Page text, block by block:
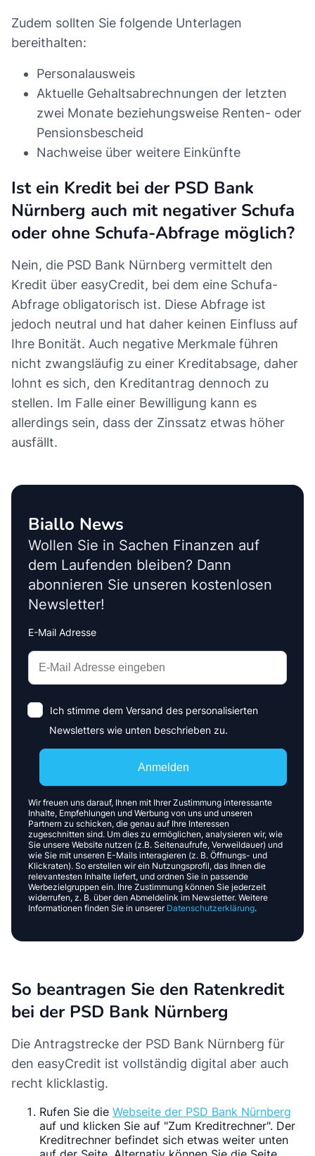
Zudem sollten Sie folgende Unterlagen
bereithalten:
Personalausweis
Aktuelle Gehaltsabrechnungen der letzten
zwei Monate beziehungsweise Renten- oder
Pensionsbescheid
Nachweise über weitere Einkünfte
Ist ein Kredit bei der PSD Bank
Nürnberg auch mit negativer Schufa
oder ohne Schufa-Abfrage möglich?
Nein, die PSD Bank Nürnberg vermittelt den
Kredit über easyCredit, bei dem eine Schufa-
Abfrage obligatorisch ist. Diese Abfrage ist
jedoch neutral und hat daher keinen Einfluss auf
Ihre Bonität. Auch negative Merkmale führen
nicht zwangsläufig zu einer Kreditabsage, daher
lohnt es sich, den Kreditantrag dennoch zu
stellen. Im Falle einer Bewilligung kann es
allerdings sein, dass der Zinssatz etwas höher
ausfällt.
Biallo News
Wollen Sie in Sachen Finanzen auf
dem Laufenden bleiben? Dann
abonnieren Sie unseren kostenlosen
Newsletter!
E-Mail Adresse
Interests
Amount
Anmelden
Ich stimme dem Versand des personalisierten
Newsletters wie unten beschrieben zu.
Wir freuen uns darauf, Ihnen mit Ihrer Zustimmung interessante
Inhalte, Empfehlungen und Werbung von uns und unseren
Partnern zu schicken, die genau auf Ihre Interessen
zugeschnitten sind. Um dies zu ermöglichen, analysieren wir, wie
Sie unsere Website nutzen (z.B. Seitenaufrufe, Verweildauer) und
wie Sie mit unseren E-Mails interagieren (z. B. Öffnungs- und
Klickraten). So erstellen wir ein Nutzungsprofil, das Ihnen die
relevantesten Inhalte liefert, und ordnen Sie in passende
Werbezielgruppen ein. Ihre Zustimmung können Sie jederzeit
widerrufen, z. B. über den Abmeldelink im Newsletter. Weitere
Informationen finden Sie in unserer Datenschutzerklärung.
So beantragen Sie den Ratenkredit
bei der PSD Bank Nürnberg
Die Antragstrecke der PSD Bank Nürnberg für
den easyCredit ist vollständig digital aber auch
recht klicklastig.
Rufen Sie die Webseite der PSD Bank Nürnberg
auf und klicken Sie auf "Zum Kreditrechner". Der
Kreditrechner befindet sich etwas weiter unten